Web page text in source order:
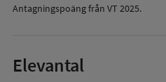
Antagningspoäng från VT 2025.
Elevantal